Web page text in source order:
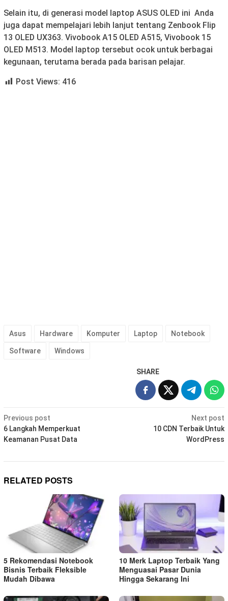
Selain itu, di generasi model laptop ASUS OLED ini Anda
juga dapat mempelajari lebih lanjut tentang Zenbook Flip
13 OLED UX363. Vivobook A15 OLED A515, Vivobook 15
OLED M513. Model laptop tersebut ocok untuk berbagai
kegunaan, terutama berada pada barisan pelajar.
Post Views: 416
Asus Hardware Komputer Laptop Notebook
Software Windows
SHARE
Post
navigation
Previous post
6 Langkah Memperkuat
Keamanan Pusat Data
Next post
10 CDN Terbaik Untuk
WordPress
RELATED POSTS
5 Rekomendasi Notebook
Bisnis Terbaik Fleksible
Mudah Dibawa
10 Merk Laptop Terbaik Yang
Menguasai Pasar Dunia
Hingga Sekarang Ini